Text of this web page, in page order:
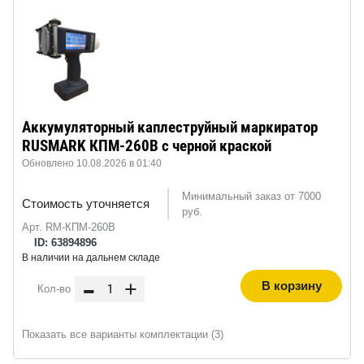
Арт. RM-КПМ-260B
ID: 63894896
Аккумуляторный каплеструйный маркиратор
RUSMARK КПМ-260B с черной краской
Обновлено 10.08.2026 в 01:40
Стоимость уточняется
Минимальный заказ от 7000
руб.
В наличии на дальнем складе
Кол-во - + В корзину
Показать все варианты комплектации (3)